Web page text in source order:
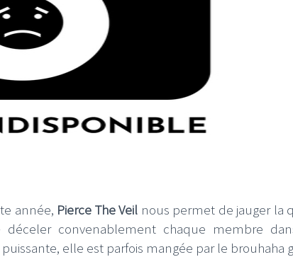
année, Pierce The Veil nous permet de jauger la
convenablement chaque membre
puissante, elle est parfois mangée par le brouhaha